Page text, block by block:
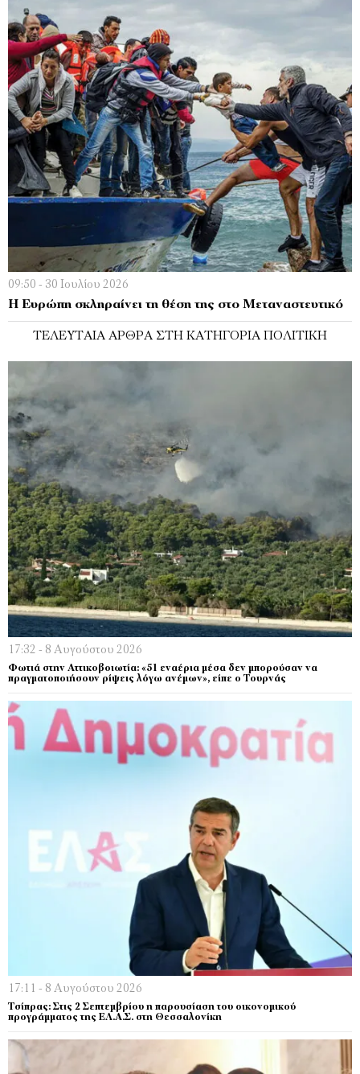
09:50 - 30 Ιουλίου 2026
Η Ευρώπη σκληραίνει τη θέση της στο Μεταναστευτικό
ΤΕΛΕΥΤΑΊΑ ΆΡΘΡΑ ΣΤΗ ΚΑΤΗΓΟΡΊΑ ΠΟΛΙΤΙΚΉ
17:32 - 8 Αυγούστου 2026
Φωτιά στην Αττικοβοιωτία: «51 εναέρια μέσα δεν μπορούσαν να
πραγματοποιήσουν ρίψεις λόγω ανέμων», είπε ο Τουρνάς
17:11 - 8 Αυγούστου 2026
Τσίπρας: Στις 2 Σεπτεμβρίου η παρουσίαση του οικονομικού
προγράμματος της ΕΛ.Α.Σ. στη Θεσσαλονίκη